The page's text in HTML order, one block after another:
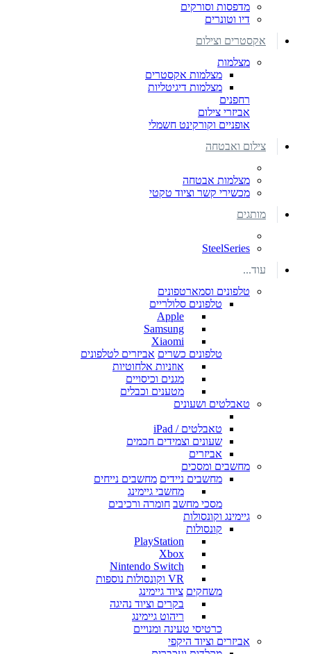
מדפסות וסורקים
דיו וטונרים
אקסטרים וצילום
מצלמות
מצלמות אקסטרים
מצלמות דיגיטליות
רחפנים
אביזרי צילום
אופניים וקורקינט חשמלי
צילום ואבטחה
מצלמות אבטחה
מכשירי קשר וציוד טקטי
מותגים
SteelSeries
עוד...
טלפונים וסמארטפונים
טלפונים סלולריים
Apple
Samsung
Xiaomi
טלפונים כשרים אביזרים לטלפונים
אוזניות אלחוטיות
מגנים וכיסויים
מטענים וכבלים
טאבלטים ושעונים
טאבלטים / iPad
שעונים וצמידים חכמים
אביזרים
מחשבים ומסכים
מחשבים ניידים מחשבים נייחים
מחשבי גיימינג
מסכי מחשב חומרה ורכיבים
גיימינג וקונסולות
קונסולות
PlayStation
Xbox
Nintendo Switch
VR וקונסולות נוספות
משחקים ציוד גיימינג
בקרים וציוד נהיגה
ריהוט גיימינג
כרטיסי טעינה ומנויים
אביזרים וציוד היקפי